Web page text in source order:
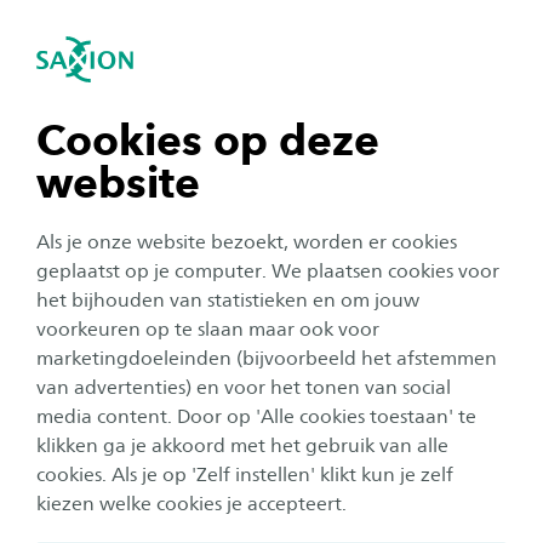
Cookies op deze
website
Als je onze website bezoekt, worden er cookies
geplaatst op je computer. We plaatsen cookies voor
het bijhouden van statistieken en om jouw
voorkeuren op te slaan maar ook voor
marketingdoeleinden (bijvoorbeeld het afstemmen
van advertenties) en voor het tonen van social
media content. Door op 'Alle cookies toestaan' te
klikken ga je akkoord met het gebruik van alle
cookies. Als je op 'Zelf instellen' klikt kun je zelf
kiezen welke cookies je accepteert.
Navigatie openen
tonen
tonen
tonen
tonen
sluiten
Nieuws
Alle categorieën
Studentenleven
Publicatiedatum:
10 oktober 2025
Trendy hotspots in Apeldoorn, Deventer &
Enschede
Studentenleven
Publicatiedatum:
30 oktober 2024
Museumnacht Enschede 2024: tip voor in de